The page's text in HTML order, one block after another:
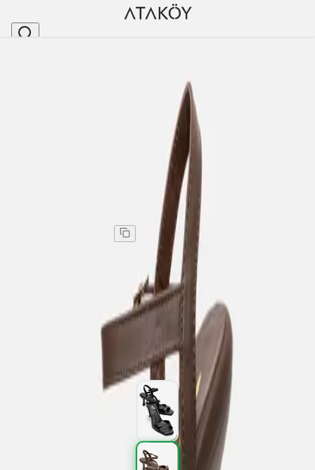
Kadın Hakiki Deri Yazlık Topuklu Ayakkabı Kahve
Kadın Hakiki Deri Yazlık Topuklu Ayakkabı Kahve
Kadın Hakiki Deri Yazlık Topuklu Ayakkabı Kahve
5.995,00 TL 40